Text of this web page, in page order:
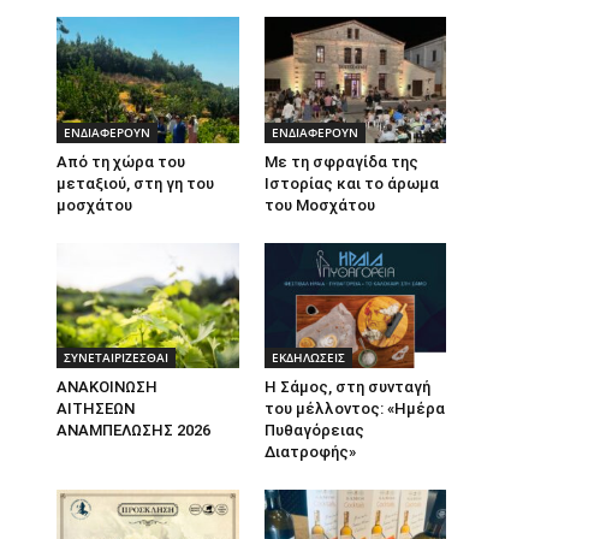
ΕΝΔΙΑΦΕΡΟΥΝ
Από τη χώρα του
μεταξιού, στη γη του
μοσχάτου
ΕΝΔΙΑΦΕΡΟΥΝ
Με τη σφραγίδα της
Ιστορίας και το άρωμα
του Μοσχάτου
ΣΥΝΕΤΑΙΡΙΖΕΣΘΑΙ
ΑΝΑΚΟΙΝΩΣΗ
ΑΙΤΗΣΕΩΝ
ΑΝΑΜΠΕΛΩΣΗΣ 2026
ΕΚΔΗΛΩΣΕΙΣ
Η Σάμος, στη συνταγή
του μέλλοντος: «Ημέρα
Πυθαγόρειας
Διατροφής»